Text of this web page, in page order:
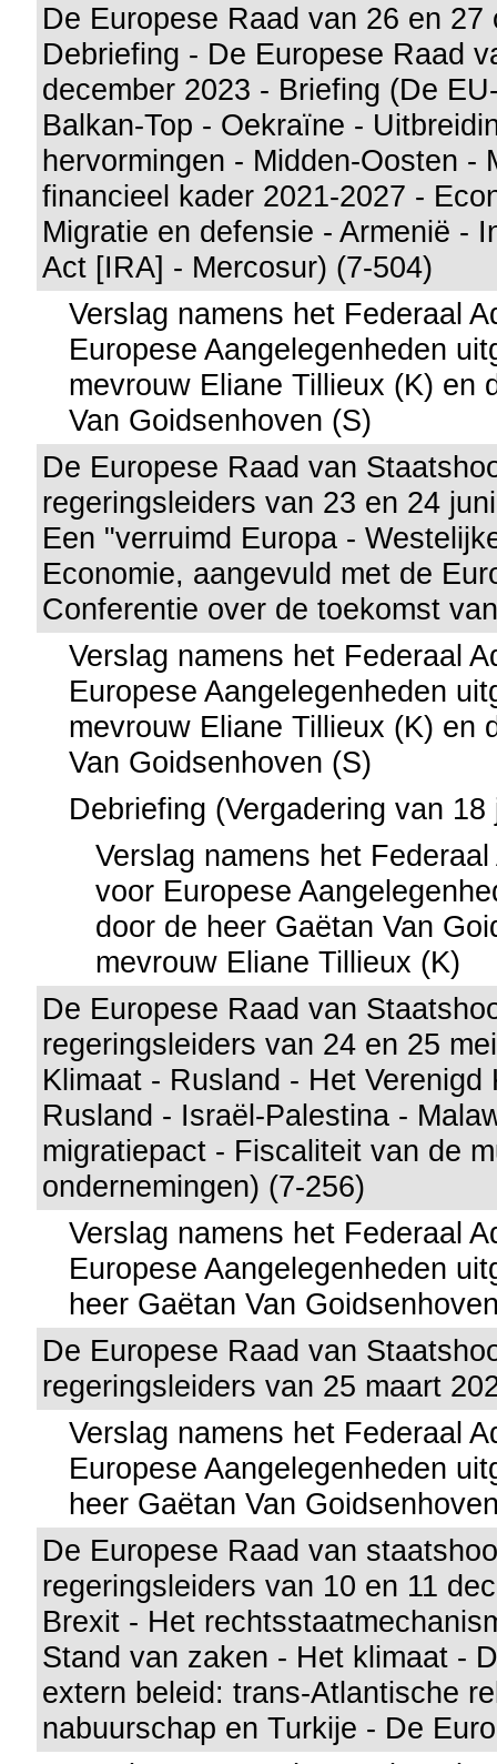
De Europese Raad van 26 en 27
Debriefing - De Europese Raad
december 2023 - Briefing (De
Balkan-Top - Oekraïne -
hervormingen - Midden-Oosten -
financieel kader 2021-2027 -
Migratie en defensie - Armenië -
Act [IRA] - Mercosur) (7-504)
Verslag namens het Federaal
Europese Aangelegenheden
mevrouw Eliane Tillieux (K) en
Van Goidsenhoven (S)
De Europese Raad van
regeringsleiders van 23 en 24
Een "verruimd Europa -
Economie, aangevuld met de
Conferentie over de toekomst
Verslag namens het Federaal
Europese Aangelegenheden
mevrouw Eliane Tillieux (K) en
Van Goidsenhoven (S)
Debriefing (Vergadering van 18
Verslag namens het
voor Europese
door de heer Gaëtan Van
mevrouw Eliane Tillieux (K)
De Europese Raad van
regeringsleiders van 24 en 25
Klimaat - Rusland - Het Verenigd
Rusland - Israël-Palestina -
migratiepact - Fiscaliteit van de
ondernemingen) (7-256)
Verslag namens het Federaal
Europese Aangelegenheden
heer Gaëtan Van
De Europese Raad van
regeringsleiders van 25 maart
Verslag namens het Federaal
Europese Aangelegenheden
heer Gaëtan Van
De Europese Raad van
regeringsleiders van 10 en 11
Brexit - Het
Stand van zaken - Het klimaat -
extern beleid: trans-Atlantische
nabuurschap en Turkije - De